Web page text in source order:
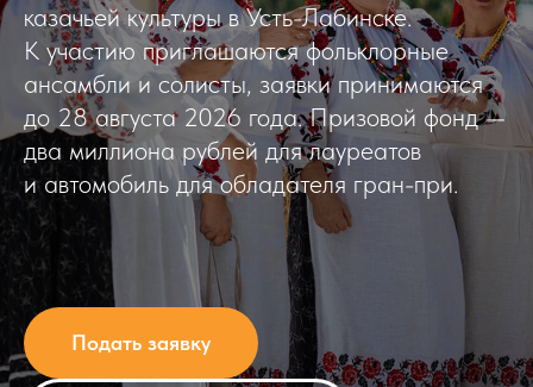
казачьей культуры в Усть-Лабинске.
К участию приглашаются фольклорные
ансамбли и солисты, заявки принимаются
до 28 августа 2026 года. Призовой фонд —
два миллиона рублей для лауреатов
и автомобиль для обладателя гран-при.
Подать заявку